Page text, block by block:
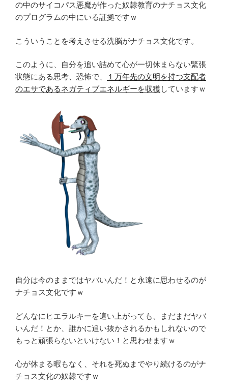
の中のサイコパス悪魔が作った奴隷教育のナチョス文化
のプログラムの中にいる証拠ですｗ
こういうことを考えさせる洗脳がナチョス文化です。
このように、自分を追い詰めて心が一切休まらない緊張
状態にある思考、恐怖で、
１万年先の文明を持つ支配者
のエサであるネガティブエネルギーを収穫 していますｗ
自分は今のままではヤバいんだ！と永遠に思わせるのが
ナチョス文化ですｗ
どんなにヒエラルキーを這い上がっても、まだまだヤバ
いんだ！とか、誰かに追い抜かされるかもしれないので
もっと頑張らないといけない！と思わせますｗ
心が休まる暇もなく、それを死ぬまでやり続けるのがナ
チョス文化の奴隷ですｗ